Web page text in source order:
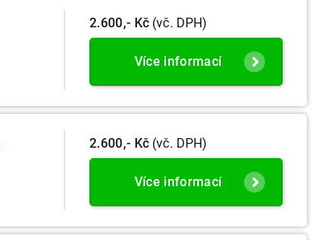
2.600,- Kč (vč. DPH)
Více informací
2.600,- Kč (vč. DPH)
Více informací